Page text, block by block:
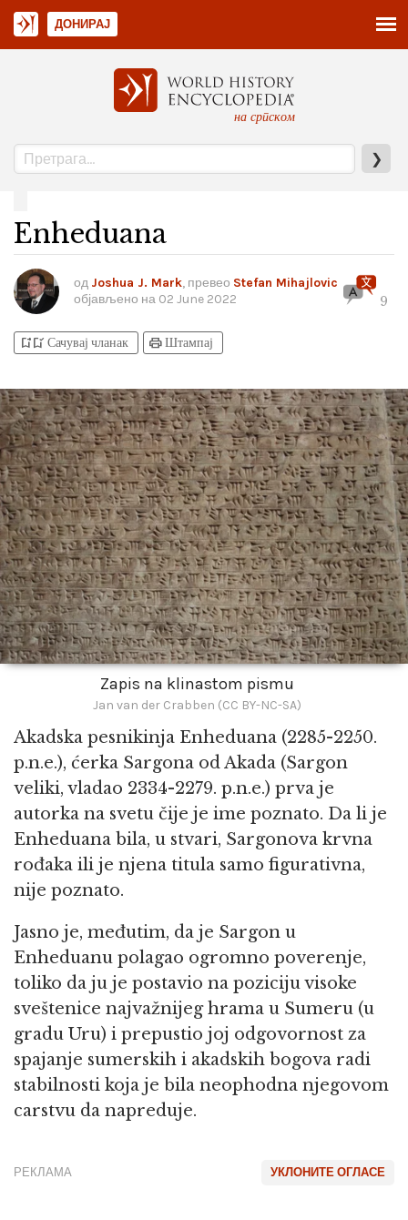
на српском
❯
ДОНИРАЈ
Enheduana
од Joshua J. Mark, превео Stefan Mihajlovic
објављено на 02 June 2022 9
bookmark_addbookmark_added Сачувај чланак printШтампај
Zapis na klinastom pismu
Jan van der Crabben (CC BY-NC-SA)
Akadska pesnikinja Enheduana (2285-2250.
p.n.e.), ćerka Sargona od Akada (Sargon
veliki, vladao 2334-2279. p.n.e.) prva je
autorka na svetu čije je ime poznato. Da li je
Enheduana bila, u stvari, Sargonova krvna
rođaka ili je njena titula samo figurativna,
nije poznato.
Jasno je, međutim, da je Sargon u
Enheduanu polagao ogromno poverenje,
toliko da ju je postavio na poziciju visoke
sveštenice najvažnijeg hrama u Sumeru (u
gradu Uru) i prepustio joj odgovornost za
spajanje sumerskih i akadskih bogova radi
stabilnosti koja je bila neophodna njegovom
carstvu da napreduje.
УКЛОНИТЕ ОГЛАСЕ
РЕКЛАМА